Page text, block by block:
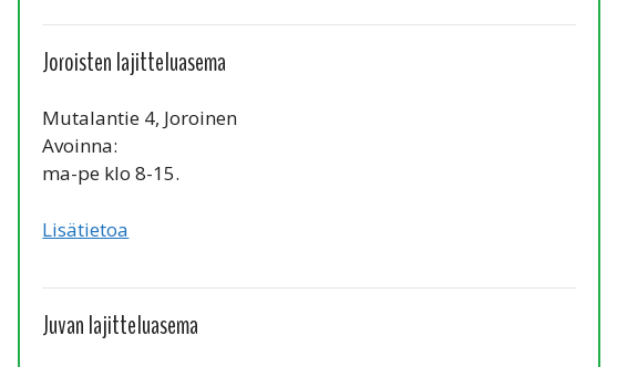
Joroisten lajitteluasema
Mutalantie 4, Joroinen
Avoinna:
ma-pe klo 8-15.
Lisätietoa
Juvan lajitteluasema